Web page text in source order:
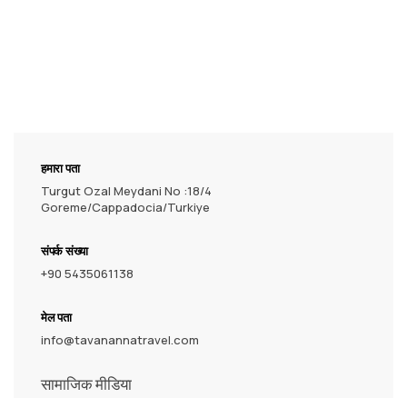
हमारा पता
Turgut Ozal Meydani No :18/4
Goreme/Cappadocia/Turkiye
संपर्क संख्या
+90 5435061138
मेल पता
info@tavanannatravel.com
सामाजिक मीडिया